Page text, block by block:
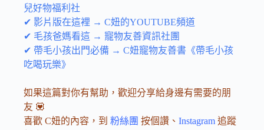
兒好物福利社
✔ 影片版在這裡 → C妞的YOUTUBE頻道
✔ 毛孩爸媽看這 → 寵物友善資訊社團
✔ 帶毛小孩出門必備 → C妞寵物友善書《帶毛小孩
吃喝玩樂》
如果這篇對你有幫助，歡迎分享給身邊有需要的朋
友 💟
喜歡 C妞的內容，到 粉絲團 按個讚、 Instagram 追蹤